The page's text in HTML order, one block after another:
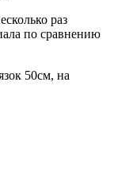
раз
по сравнению
50см, на